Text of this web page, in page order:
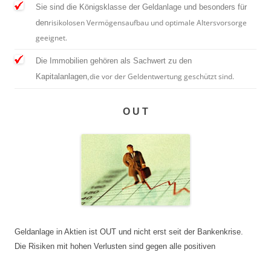
Sie sind die Königsklasse der Geldanlage und besonders für
denrisikolosen Vermögensaufbau und optimale Altersvorsorge
geeignet.
Die Immobilien gehören als Sachwert zu den
Kapitalanlagen, die vor der Geldentwertung geschützt sind.
O U T
Geldanlage in Aktien ist OUT und nicht erst seit der Bankenkrise.
Die Risiken mit hohen Verlusten sind gegen alle positiven